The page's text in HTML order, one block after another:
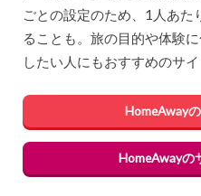
ごとの設定のため、1人あた
ることも。旅の目的や体験
したい人にもおすすめのサイ
HomeAway
HomeAwayの